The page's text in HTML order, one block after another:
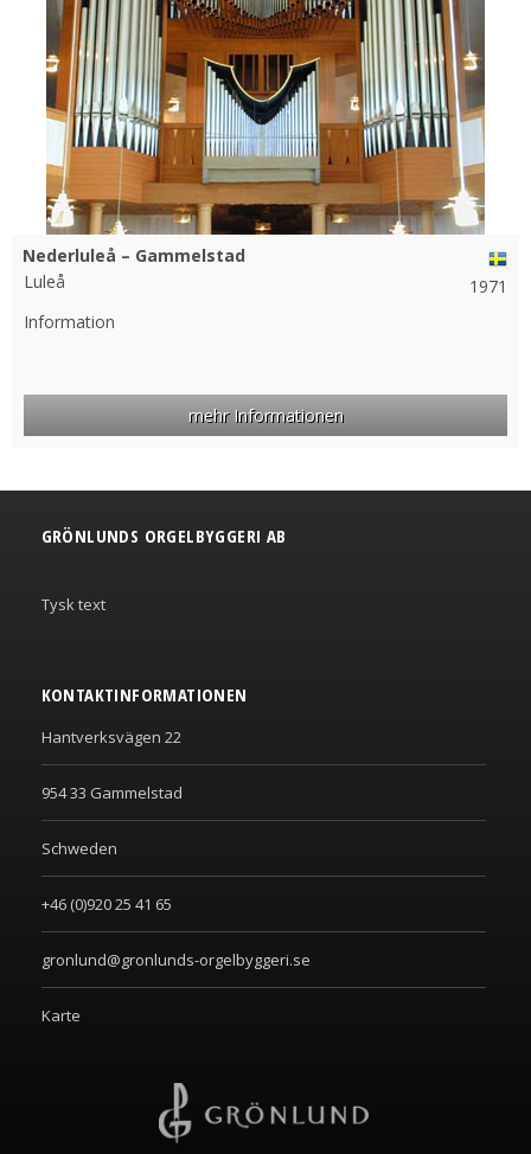
Nederluleå – Gammelstad
Luleå
1971
Information
mehr Informationen
GRÖNLUNDS ORGELBYGGERI AB
Tysk text
KONTAKTINFORMATIONEN
Hantverksvägen 22
954 33 Gammelstad
Schweden
+46 (0)920 25 41 65
gronlund@gronlunds-orgelbyggeri.se
Karte